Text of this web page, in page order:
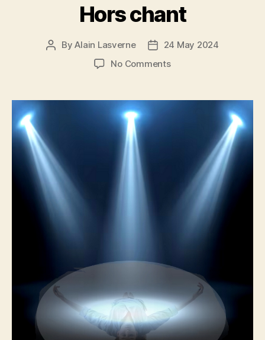
Hors chant
PostByAlain Lasverne
Post24 May 2024
No Commentson